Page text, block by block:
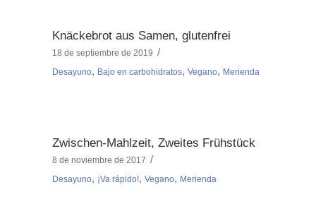
Knäckebrot aus Samen, glutenfrei
18 de septiembre de 2019
Desayuno, Bajo en carbohidratos, Vegano, Merienda
Zwischen-Mahlzeit, Zweites Frühstück
8 de noviembre de 2017
Desayuno, ¡Va rápido!, Vegano, Merienda